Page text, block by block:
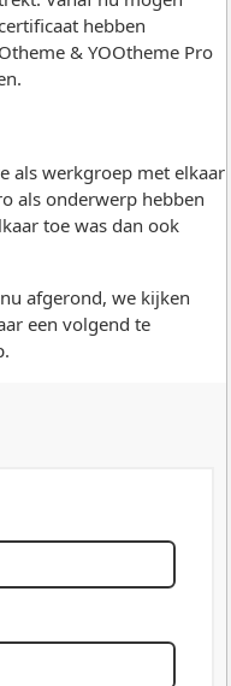
hebben
& YOOtheme Pro
als werkgroep met elkaar
als onderwerp hebben
toe was dan ook
afgerond, we kijken
een volgend te